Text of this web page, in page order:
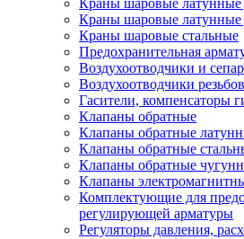
Краны шаровые латунные
Краны шаровые латунные
Краны шаровые стальные
Предохранительная
Воздухоотводчики и
Воздухоотводчики
Гасители, компенсаторы
Клапаны обратные
Клапаны обратные
Клапаны обратные
Клапаны обратные
Клапаны
Комплектующие для
регулирующей арматуры
Регуляторы давления,